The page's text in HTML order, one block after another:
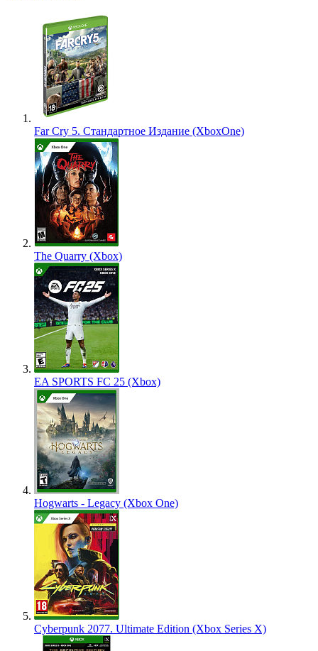
Far Cry 5. Стандартное Издание (XboxOne)
The Quarry (Xbox)
EA SPORTS FC 25 (Xbox)
Hogwarts - Legacy (Xbox One)
Cyberpunk 2077. Ultimate Edition (Xbox Series X)